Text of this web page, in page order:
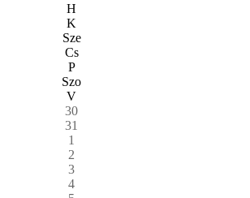
H
K
Sze
Cs
P
Szo
V
30
31
1
2
3
4